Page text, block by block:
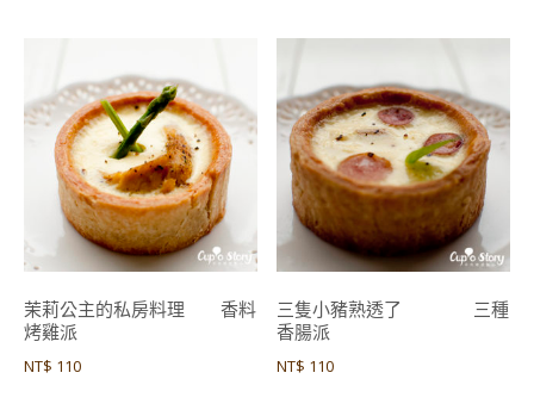
茉莉公主的私房料理 香料
烤雞派
NT$ 110
三隻小豬熟透了 三種
香腸派
NT$ 110